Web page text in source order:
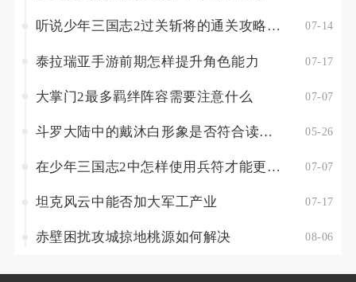
听说少年三国志2过关斩将的通关攻略很重要是吗 07-14
泰拉瑞亚手游前期怎样提升角色能力 07-17
大掌门2最多羁绊阵容需要注意什么 07-07
斗罗大陆中的戴沐白形象是否符合读者的期待 05-26
在少年三国志2中怎样使用兵符才能更加有利 07-07
坦克风云中能否加大军工产业 07-17
赤壁困扰攻城掠地桃源如何解决 08-06